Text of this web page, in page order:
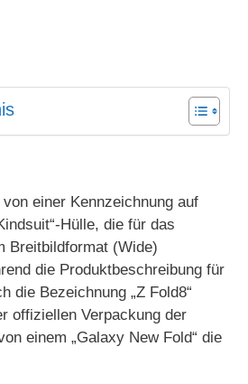
einer Kennzeichnung auf
Hülle, die für das
Breitbildformat (Wide)
die Produktbeschreibung für
die Bezeichnung „Z Fold8“
offiziellen Verpackung der
einem „Galaxy New Fold“ die